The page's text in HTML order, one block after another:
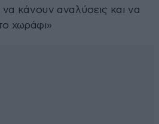
κάνουν αναλύσεις και να
χωράφι»